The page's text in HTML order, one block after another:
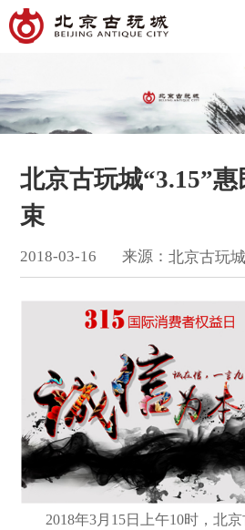
北京古玩城“3.15”
束
2018-03-16 来源：北京古玩城
2018年3月15日上午10时，北京